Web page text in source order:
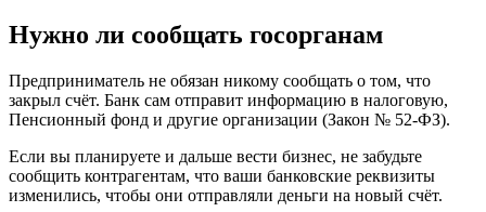
Нужно ли сообщать госорганам
Предприниматель не обязан никому сообщать о том, что
закрыл счёт. Банк сам отправит информацию в налоговую,
Пенсионный фонд и другие организации (Закон № 52-ФЗ).
Если вы планируете и дальше вести бизнес, не забудьте
сообщить контрагентам, что ваши банковские реквизиты
изменились, чтобы они отправляли деньги на новый счёт.